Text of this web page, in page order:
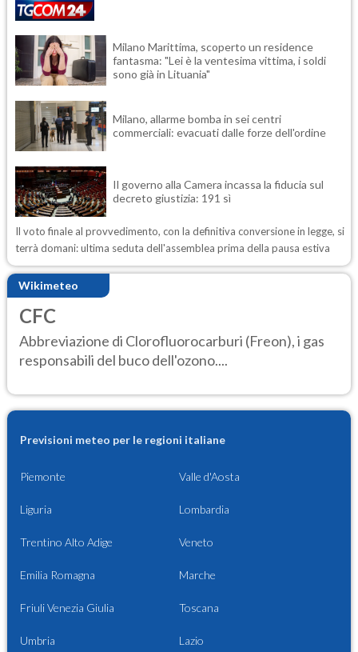
Milano Marittima, scoperto un residence
fantasma: "Lei è la ventesima vittima, i soldi
sono già in Lituania"
Milano, allarme bomba in sei centri
commerciali: evacuati dalle forze dell'ordine
Il governo alla Camera incassa la fiducia sul
decreto giustizia: 191 sì
Il voto finale al provvedimento, con la definitiva conversione in legge, si
terrà domani: ultima seduta dell'assemblea prima della pausa estiva
Wikimeteo
CFC
Abbreviazione di Clorofluorocarburi (Freon), i gas
responsabili del buco dell'ozono....
Previsioni meteo per le regioni italiane
Piemonte Valle d'Aosta
Liguria Lombardia
Trentino Alto Adige Veneto
Emilia Romagna Marche
Friuli Venezia Giulia Toscana
Umbria Lazio